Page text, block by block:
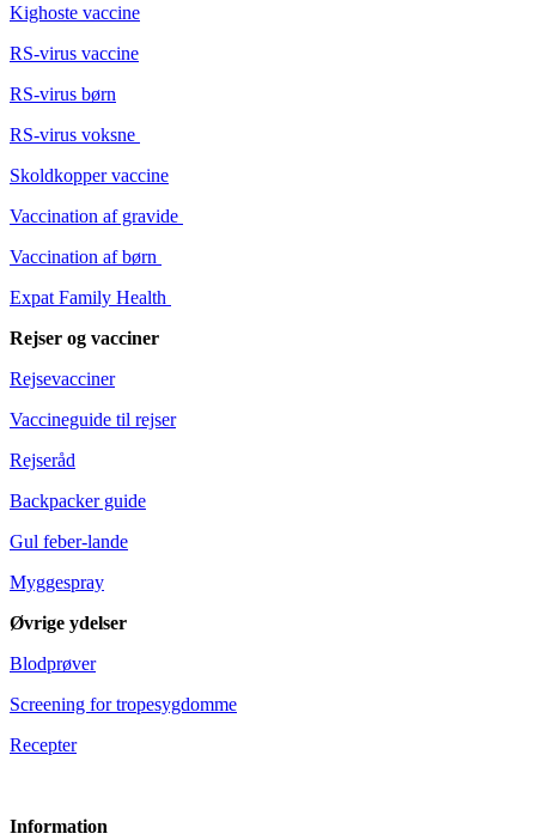
Kighoste vaccine
RS-virus vaccine
RS-virus børn
RS-virus voksne
Skoldkopper vaccine
Vaccination af gravide
Vaccination af børn
Expat Family Health
Rejser og vacciner
Rejsevacciner
Vaccineguide til rejser
Rejseråd
Backpacker guide
Gul feber-lande
Myggespray
Øvrige ydelser
Blodprøver
Screening for tropesygdomme
Recepter
Information